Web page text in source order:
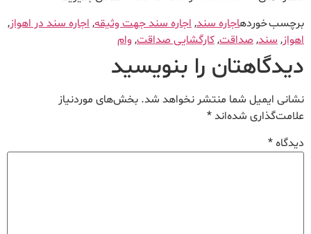
برچسب خوردهاجاره سند,اجاره سند جهت وثیقه,اجاره سند در اهواز,
اهواز,سند,صداقت,کارگشایی صداقت, وام
دیدگاهتان را بنویسید
نشانی ایمیل شما منتشر نخواهد شد. بخش‌های موردنیاز
علامت‌گذاری شده‌اند*
دیدگاه*